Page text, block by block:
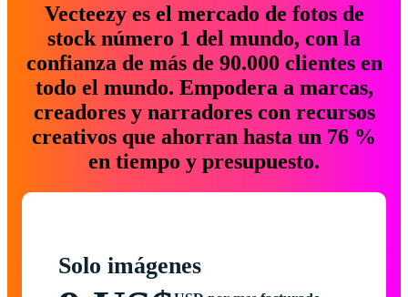
Vecteezy es el mercado de fotos de
stock número 1 del mundo, con la
confianza de más de 90.000 clientes en
todo el mundo. Empodera a marcas,
creadores y narradores con recursos
creativos que ahorran hasta un 76 %
en tiempo y presupuesto.
Solo imágenes